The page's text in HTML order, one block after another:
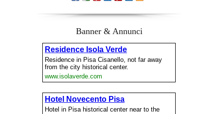
Banner & Annunci